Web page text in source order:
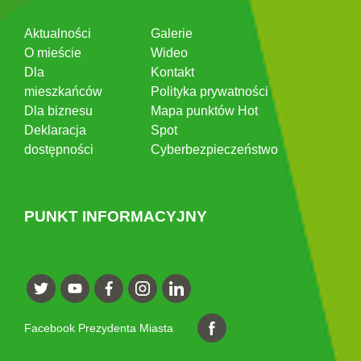
Aktualności
O mieście
Dla
mieszkańców
Dla biznesu
Deklaracja
dostępności
Galerie
Wideo
Kontakt
Polityka prywatności
Mapa punktów Hot
Spot
Cyberbezpieczeństwo
PUNKT INFORMACYJNY
Facebook Prezydenta Miasta